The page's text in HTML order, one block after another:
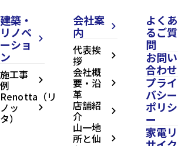
円
domain 鶴
ケ
四
丁
目
地
location_on
城
県
建築・
リノベ
ーショ
ン
arrow_forward_ios
施工事
例 arrow_forward_ios
Renotta（リ
ノッ
タ）
arrow_forward_ios
会社案
内
arrow_forward_ios
代表挨
拶 arrow_forward_ios
会社概
要・沿
革
arrow_forward_ios
店舗紹
介 arrow_forward_ios
山一地
所と仙 arrow_forward_ios
よくあ
るご質
問
お問い
合わせ
プライ
バシー
ポリシ
ー
家電リ